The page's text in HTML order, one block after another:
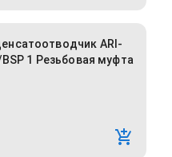
ARI-
BSP 1 Резьбовая муфта